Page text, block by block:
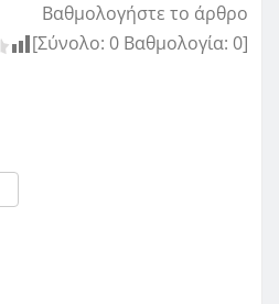
Βαθμολογήστε το άρθρο
[Σύνολο: 0 Βαθμολογία: 0]